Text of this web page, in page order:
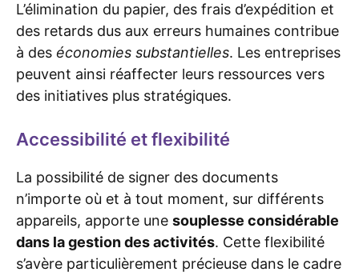
L’élimination du papier, des frais d’expédition et
des retards dus aux erreurs humaines contribue
à des économies substantielles. Les entreprises
peuvent ainsi réaffecter leurs ressources vers
des initiatives plus stratégiques.
Accessibilité et flexibilité
La possibilité de signer des documents
n’importe où et à tout moment, sur différents
appareils, apporte une souplesse considérable
dans la gestion des activités. Cette flexibilité
s’avère particulièrement précieuse dans le cadre